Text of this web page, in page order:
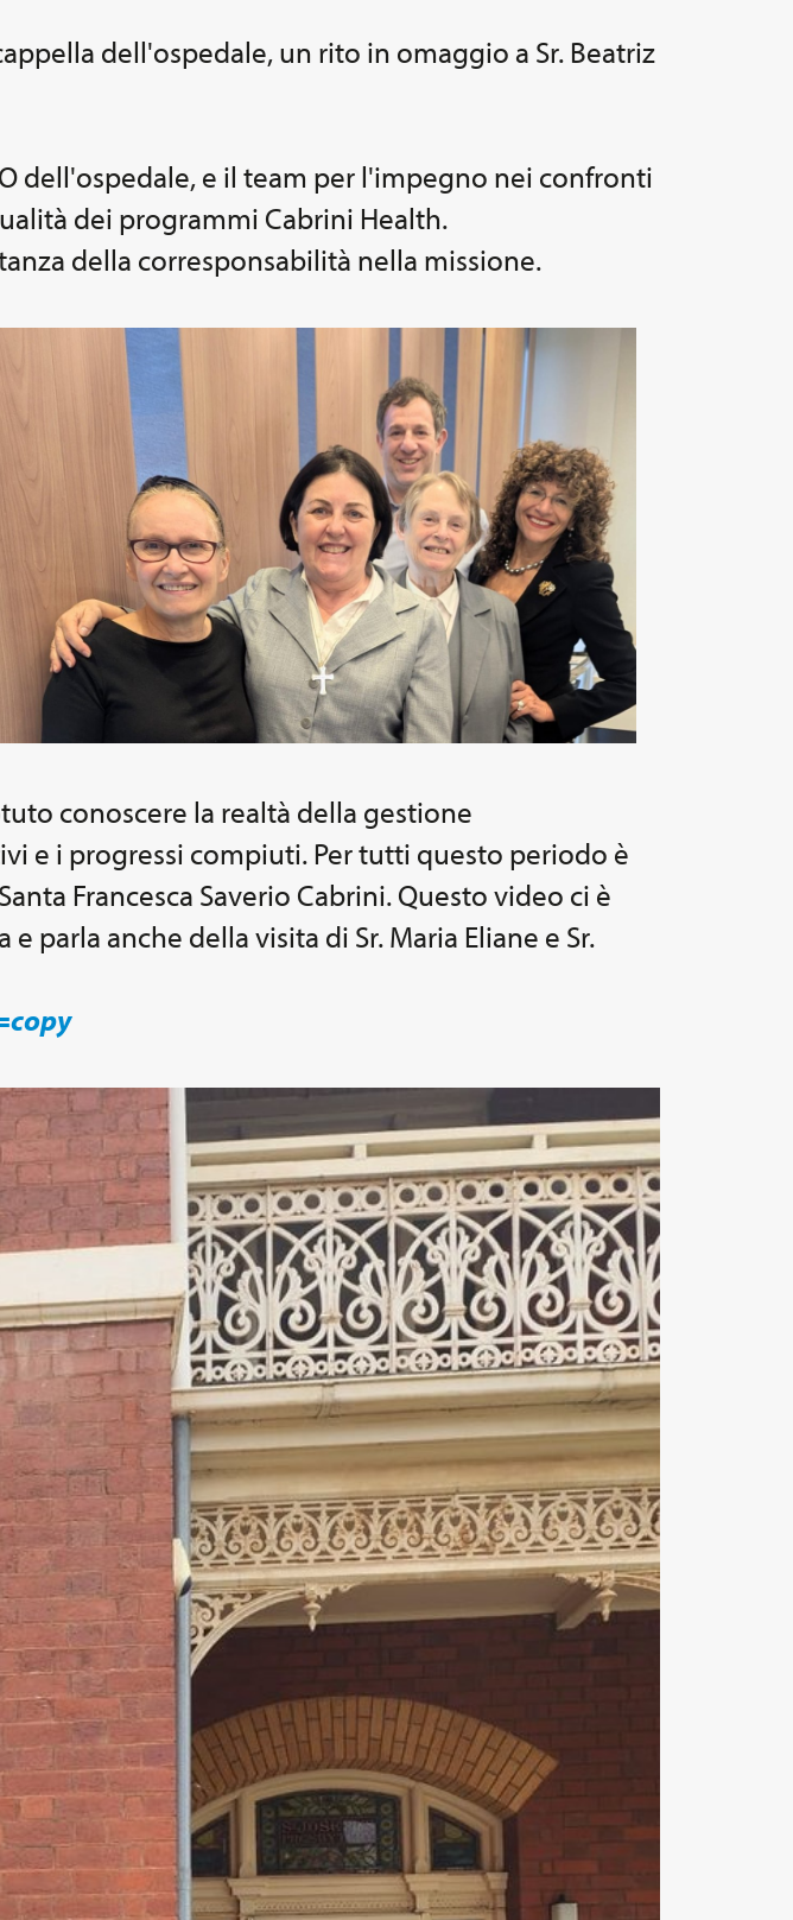
dell'ospedale, un rito in omaggio a Sr. Beatriz
dell'ospedale, e il team per l'impegno nei confronti
dei programmi Cabrini Health.
della corresponsabilità nella missione.
conoscere la realtà della gestione
e i progressi compiuti. Per tutti questo periodo è
Francesca Saverio Cabrini. Questo video ci è
parla anche della visita di Sr. Maria Eliane e Sr.